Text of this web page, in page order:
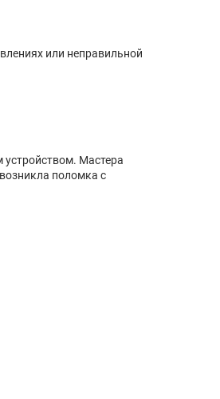
или неправильной
Мастера
поломка с